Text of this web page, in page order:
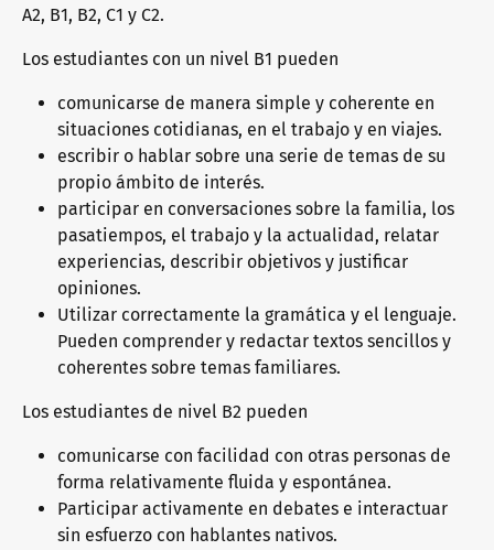
A2, B1, B2, C1 y C2.
Los estudiantes con un nivel B1 pueden
comunicarse de manera simple y coherente en
situaciones cotidianas, en el trabajo y en viajes.
escribir o hablar sobre una serie de temas de su
propio ámbito de interés.
participar en conversaciones sobre la familia, los
pasatiempos, el trabajo y la actualidad, relatar
experiencias, describir objetivos y justificar
opiniones.
Utilizar correctamente la gramática y el lenguaje.
Pueden comprender y redactar textos sencillos y
coherentes sobre temas familiares.
Los estudiantes de nivel B2 pueden
comunicarse con facilidad con otras personas de
forma relativamente fluida y espontánea.
Participar activamente en debates e interactuar
sin esfuerzo con hablantes nativos.